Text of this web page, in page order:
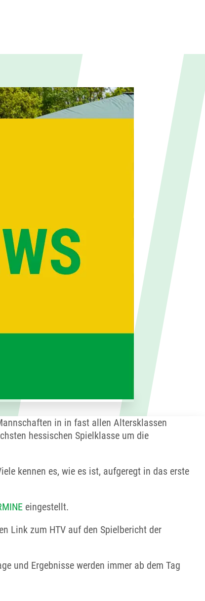
in in fast allen Altersklassen
hessischen Spielklasse um die
kennen es, wie es ist, aufgeregt in das erste
eingestellt.
Link zum HTV auf den Spielbericht der
und Ergebnisse werden immer ab dem Tag